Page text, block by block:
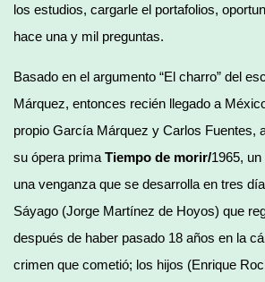
los estudios, cargarle el portafolios,
hace una y mil preguntas.
Basado en el argumento “El charro” del
Márquez, entonces recién llegado a
propio García Márquez y Carlos Fuentes,
su ópera prima Tiempo de morir/1965, un
una venganza que se desarrolla en tres
Sáyago (Jorge Martínez de Hoyos) que
después de haber pasado 18 años en la
crimen que cometió; los hijos (Enrique